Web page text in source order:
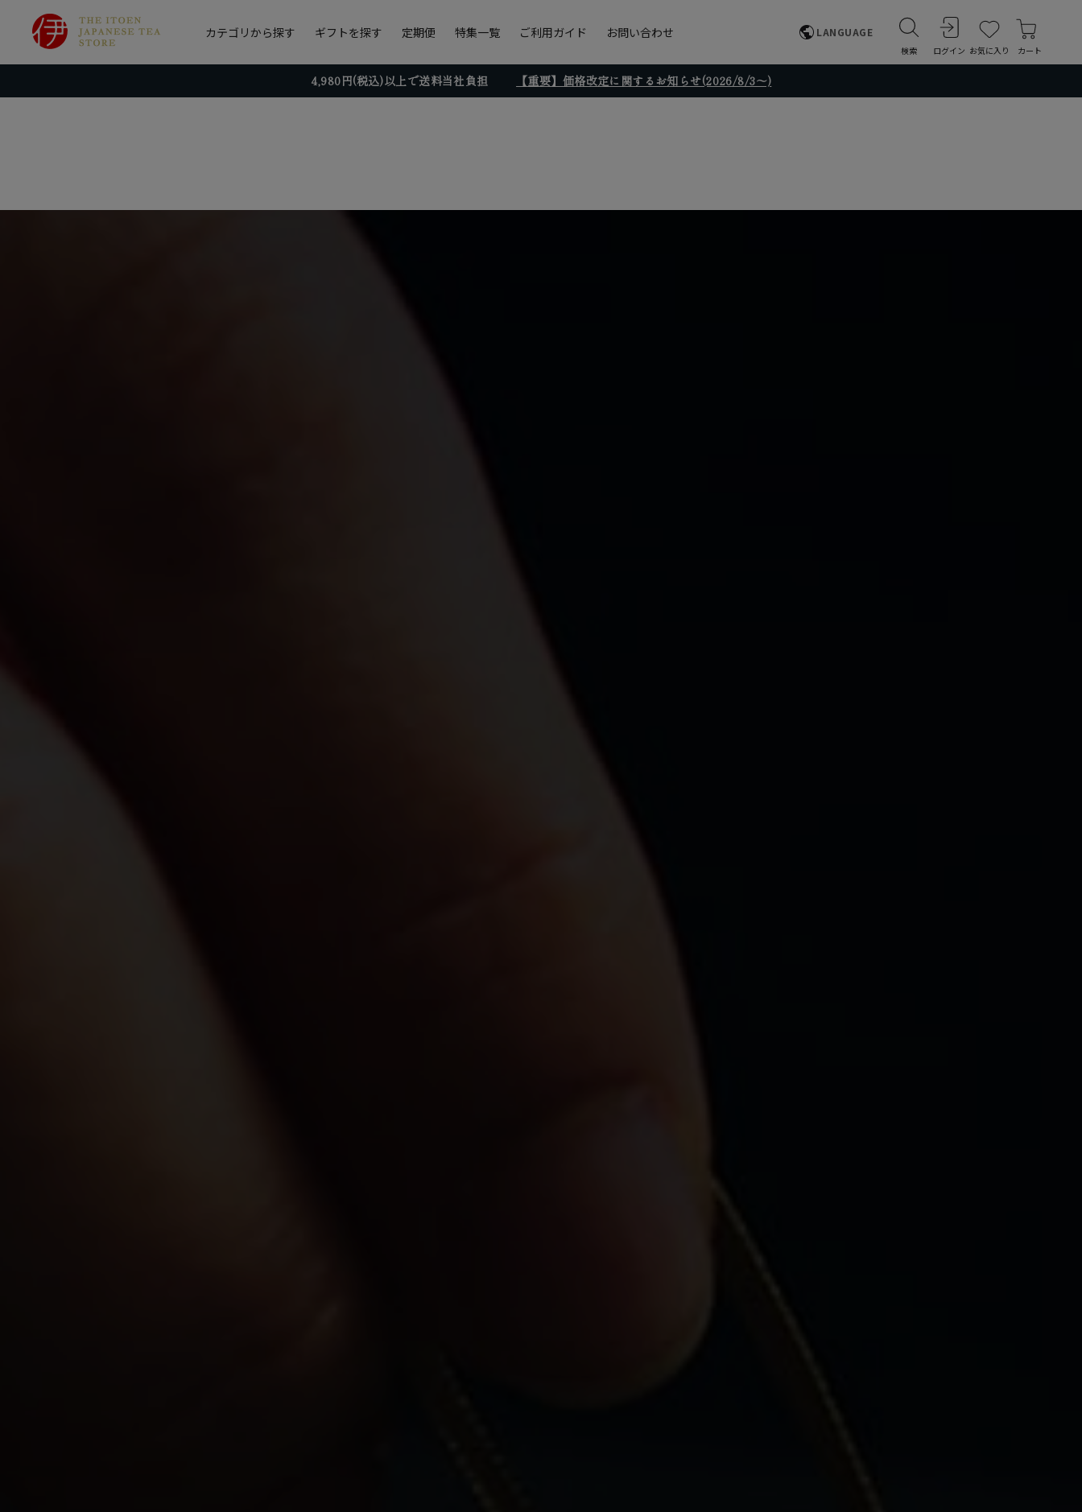
カテゴリから探す ギフトを探す 定期便 特集一覧 ご利用ガイド お問い合わせ LANGUAGE
検索 ログイン お気に入り カート
4,980円(税込)以上で送料当社負担 【重要】価格改定に関するお知らせ(2026/8/3～)